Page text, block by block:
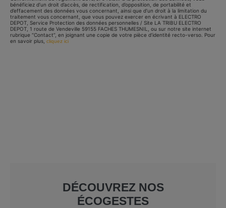
bénéficiez d’un droit d’accès, de rectification, d’opposition, de portabilité et
d’effacement des données vous concernant, ainsi que d’un droit à la limitation du
traitement vous concernant, que vous pouvez exercer en écrivant à ELECTRO
DEPOT, Service Protection des données personnelles / Site LA TRIBU ELECTRO
DEPOT, 1 route de Vendeville 59155 FACHES THUMESNIL, ou sur notre site internet
rubrique “Contact”, en joignant une copie de votre pièce d’identité recto-verso. Pour
en savoir plus, cliquez ici
DÉCOUVREZ NOS
ÉCOGESTES